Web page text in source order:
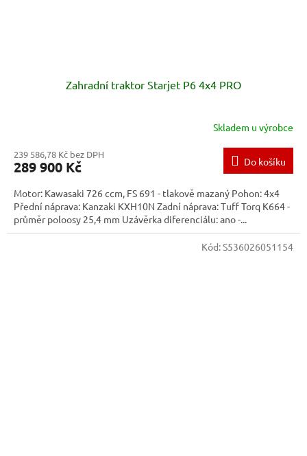
Zahradní traktor Starjet P6 4x4 PRO
Skladem u výrobce
239 586,78 Kč bez DPH
289 900 Kč Do košíku
Motor: Kawasaki 726 ccm, FS 691 - tlakově mazaný Pohon: 4x4
Přední náprava: Kanzaki KXH10N Zadní náprava: Tuff Torq K664 -
průměr poloosy 25,4 mm Uzávěrka diferenciálu: ano -...
Kód:S536026051154